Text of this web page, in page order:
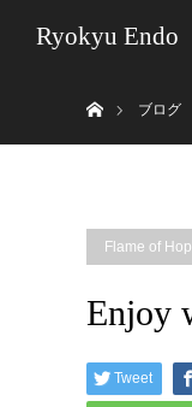
Ryokyu Endo
ブログ
Flame of
Enjoy
Tweet